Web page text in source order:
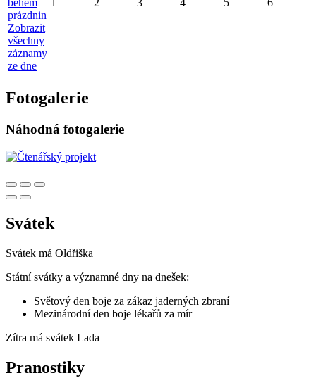
během
prázdnin
Zobrazit
všechny
záznamy
ze dne
1 2 3 4 5 6
Fotogalerie
Náhodná fotogalerie
Svátek
Svátek má Oldřiška
Státní svátky a významné dny na dnešek:
Světový den boje za zákaz jaderných zbraní
Mezinárodní den boje lékařů za mír
Zítra má svátek Lada
Pranostiky